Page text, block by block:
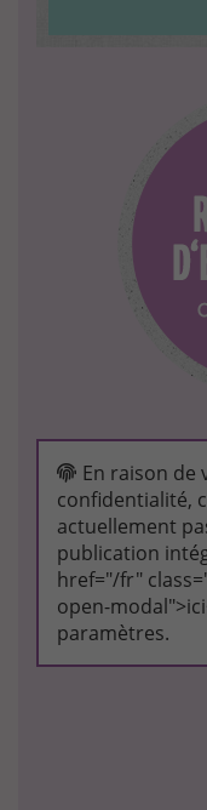
En raison de
confidentialité,
actuellement
publication
href="/fr"
open-
paramètres.